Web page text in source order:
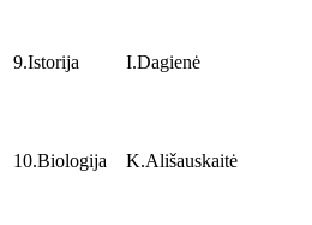
9.Istorija I.Dagienė
10.Biologija K.Ališauskaitė